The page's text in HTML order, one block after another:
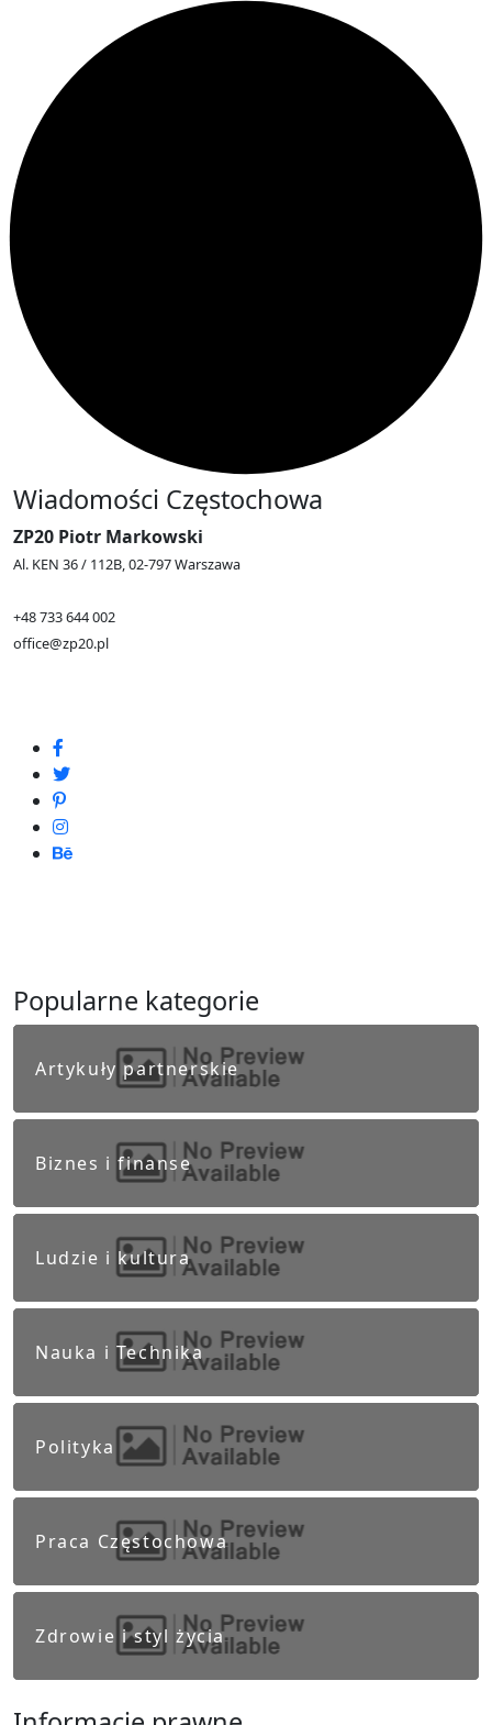
Wiadomości Częstochowa
ZP20 Piotr Markowski
Al. KEN 36 / 112B, 02-797 Warszawa
+48 733 644 002
office@zp20.pl
Popularne kategorie
Artykuły partnerskie
Biznes i finanse
Ludzie i kultura
Nauka i Technika
Polityka
Praca Częstochowa
Zdrowie i styl życia